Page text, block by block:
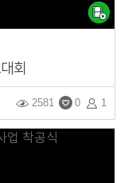
회
1
0
2581